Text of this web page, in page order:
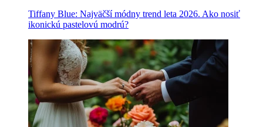
Tiffany Blue: Najväčší módny trend leta 2026. Ako nosiť
ikonickú pastelovú modrú?